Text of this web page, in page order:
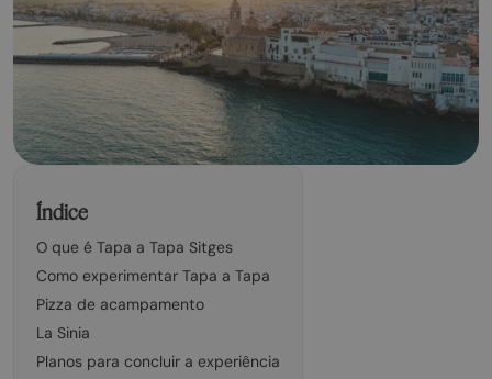
Índice
O que é Tapa a Tapa Sitges
Como experimentar Tapa a Tapa
Pizza de acampamento
La Sinia
Planos para concluir a experiência